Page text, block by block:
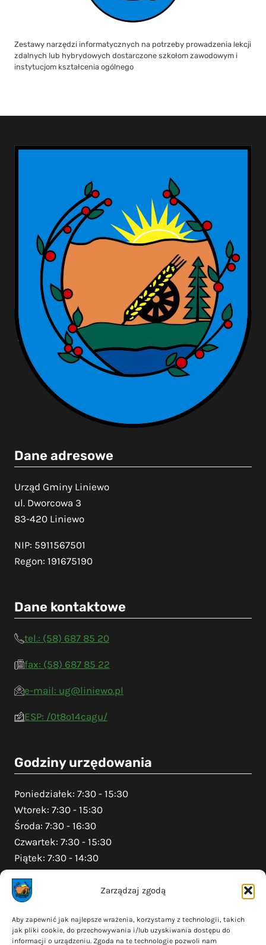
Zarządzaj zgodą
Aby zapewnić jak najlepsze wrażenia, korzystamy z technologii, takich
jak pliki cookie, do przechowywania i/lub uzyskiwania dostępu do
informacji o urządzeniu. Zgoda na te technologie pozwoli nam
Zestawy narzędzi informatycznych na potrzeby prowadzenia lekcji
zdalnych lub hybrydowych dostarczone szkołom zawodowym i
instytucjom kształcenia ogólnego
Dane adresowe
Urząd Gminy Liniewo
ul. Dworcowa 3
83-420 Liniewo
NIP: 5911567501
Regon: 191675190
Dane kontaktowe
tel.: (58) 687 85 20
fax: (58) 687 85 22
e-mail: ug@liniewo.pl
ESP: /0t8o14cagu/
Godziny urzędowania
Poniedziałek: 7:30 - 15:30
Wtorek: 7:30 - 15:30
Środa: 7:30 - 16:30
Czwartek: 7:30 - 15:30
Piątek: 7:30 - 14:30
Na skróty
Polityka prywatności